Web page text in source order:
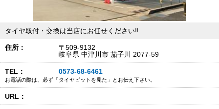
タイヤ取付・交換は当店にお任せください‼
住所：
〒509-9132
岐阜県 中津川市 茄子川 2077-59
TEL： 0573-68-6461
お電話の際は、必ず「タイヤピットを見た」とお伝え下さい。
URL：